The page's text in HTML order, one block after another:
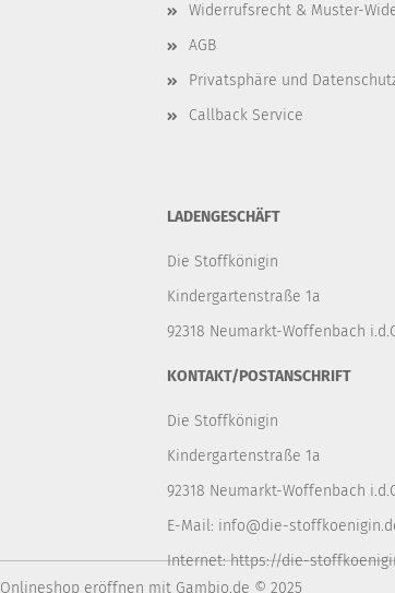
Widerrufsrecht & Muster-
AGB
Privatsphäre und
Callback Service
LADENGESCHÄFT
Die Stoffkönigin
Kindergartenstraße 1a
92318 Neumarkt-Woffenbach
KONTAKT/POSTANSCHRIFT
Die Stoffkönigin
Kindergartenstraße 1a
92318 Neumarkt-Woffenbach
E-Mail: info@die-
Internet:https://die-
Onlineshop eröffnen mit Gambio.de © 2025